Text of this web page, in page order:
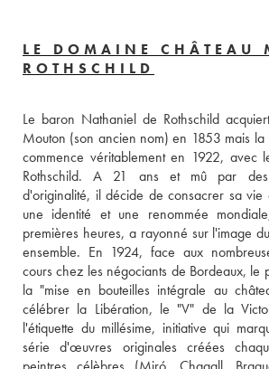
LE DOMAINE CHÂTEAU
ROTHSCHILD
Le baron Nathaniel de Rothschild
Mouton (son ancien nom) en 1853 mais
commence véritablement en 1922, avec
Rothschild. A 21 ans et mû par des
d'originalité, il décide de consacrer sa
une identité et une renommée
premières heures, a rayonné sur l'image
ensemble. En 1924, face aux
cours chez les négociants de Bordeaux, le
la "mise en bouteilles intégrale au
célébrer la Libération, le "V" de la
l'étiquette du millésime, initiative qui
série d'œuvres originales créées